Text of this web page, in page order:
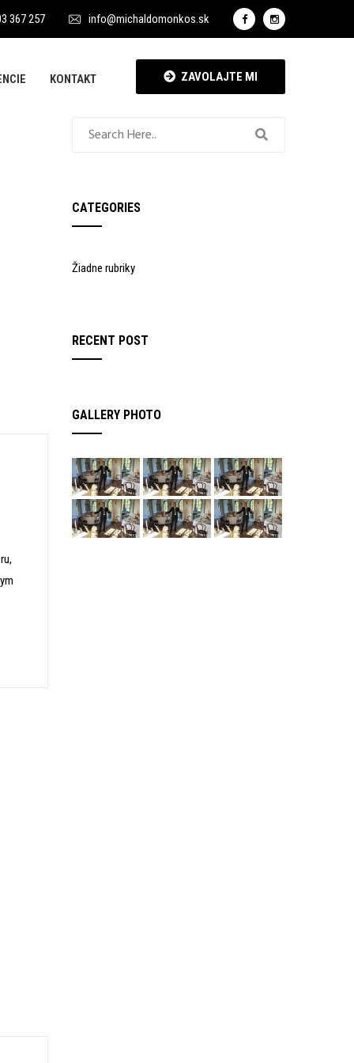
367 257 info@michaldomonkos.sk
ZAVOLAJTE MI
KONTAKT
CATEGORIES
Žiadne rubriky
RECENT POST
GALLERY PHOTO